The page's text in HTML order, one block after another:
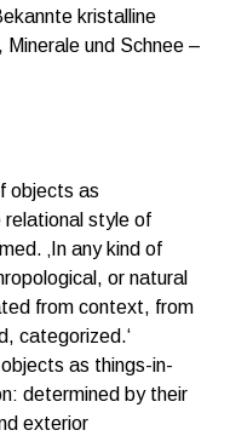
kristalline
und Schnee –
objects as
relational style of
‚In any kind of
or natural
from context, from
categorized.‘
as things-in-
determined by their
exterior